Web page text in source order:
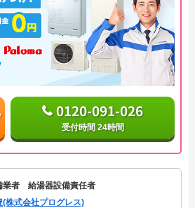
0120-091-026
受付時間 24時間
業者 給湯器設備責任者
式会社プログレス)